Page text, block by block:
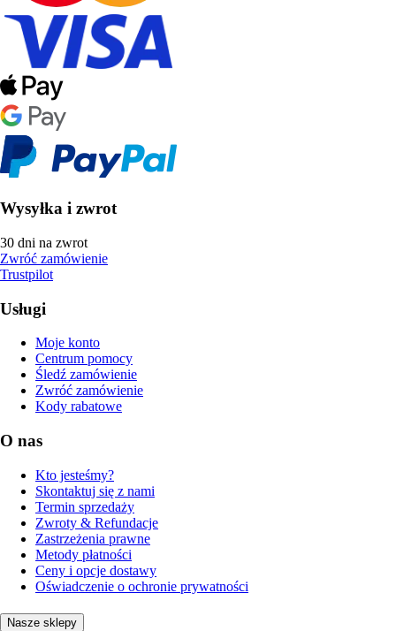
Wysyłka i zwrot
30 dni na zwrot
Zwróć zamówienie
Trustpilot
Usługi
Moje konto
Centrum pomocy
Śledź zamówienie
Zwróć zamówienie
Kody rabatowe
O nas
Kto jesteśmy?
Skontaktuj się z nami
Termin sprzedaży
Zwroty & Refundacje
Zastrzeżenia prawne
Metody płatności
Ceny i opcje dostawy
Oświadczenie o ochronie prywatności
Nasze sklepy